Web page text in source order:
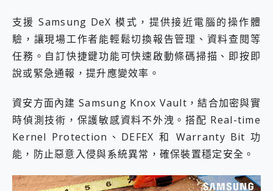
支援 Samsung DeX 模式，提供接近電腦的操作體
驗，讓現場工作者能輕鬆切換報告管理、資料查閱等
任務。自訂快捷鍵功能可快速啟動條碼掃描、即按即
說或緊急通報，提升應變效率。
資安方面內建 Samsung Knox Vault，結合加密與實
時偵測技術，保護敏感資料不外洩。搭配 Real-time
Kernel Protection、DEFEX 和 Warranty Bit 功
能，防止惡意入侵與系統異常，確保裝置穩定安全。